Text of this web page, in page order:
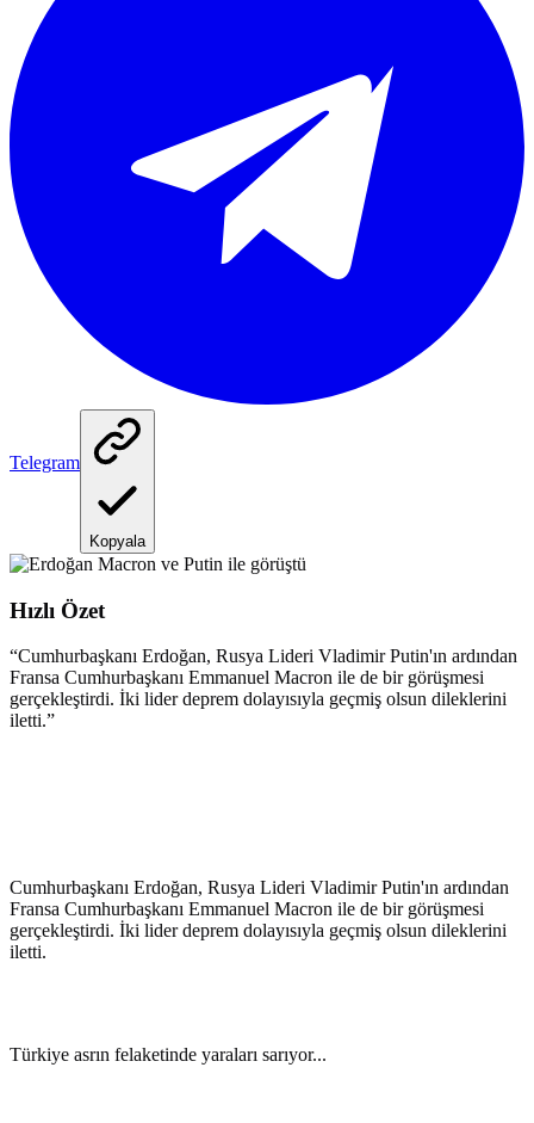
Telegram
Kopyala
Hızlı Özet
“Cumhurbaşkanı Erdoğan, Rusya Lideri Vladimir Putin'ın ardından
Fransa Cumhurbaşkanı Emmanuel Macron ile de bir görüşmesi
gerçekleştirdi. İki lider deprem dolayısıyla geçmiş olsun dileklerini
iletti.”
Cumhurbaşkanı Erdoğan, Rusya Lideri Vladimir Putin'ın ardından
Fransa Cumhurbaşkanı Emmanuel Macron ile de bir görüşmesi
gerçekleştirdi. İki lider deprem dolayısıyla geçmiş olsun dileklerini
iletti.
Türkiye asrın felaketinde yaraları sarıyor...